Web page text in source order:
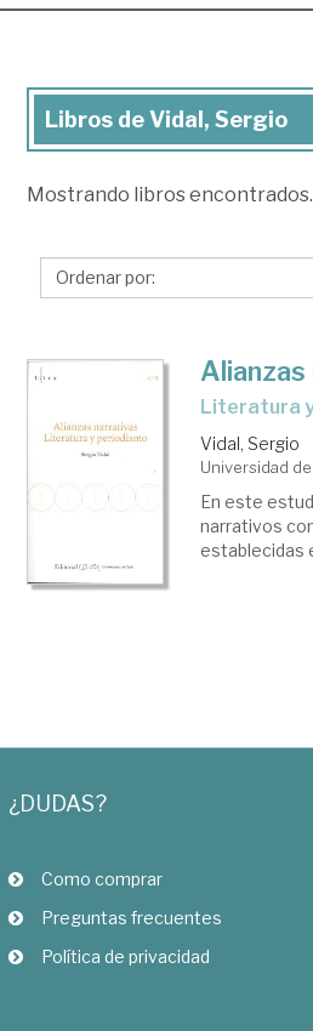
Libros
Vidal,
Libros de Vidal, Sergio
Mostrando libros encontrados.
Literatura
Vidal, Sergio
Universidad
En este
narrativos
establecidas
¿DUDAS?
Como comprar
Preguntas frecuentes
Política de privacidad